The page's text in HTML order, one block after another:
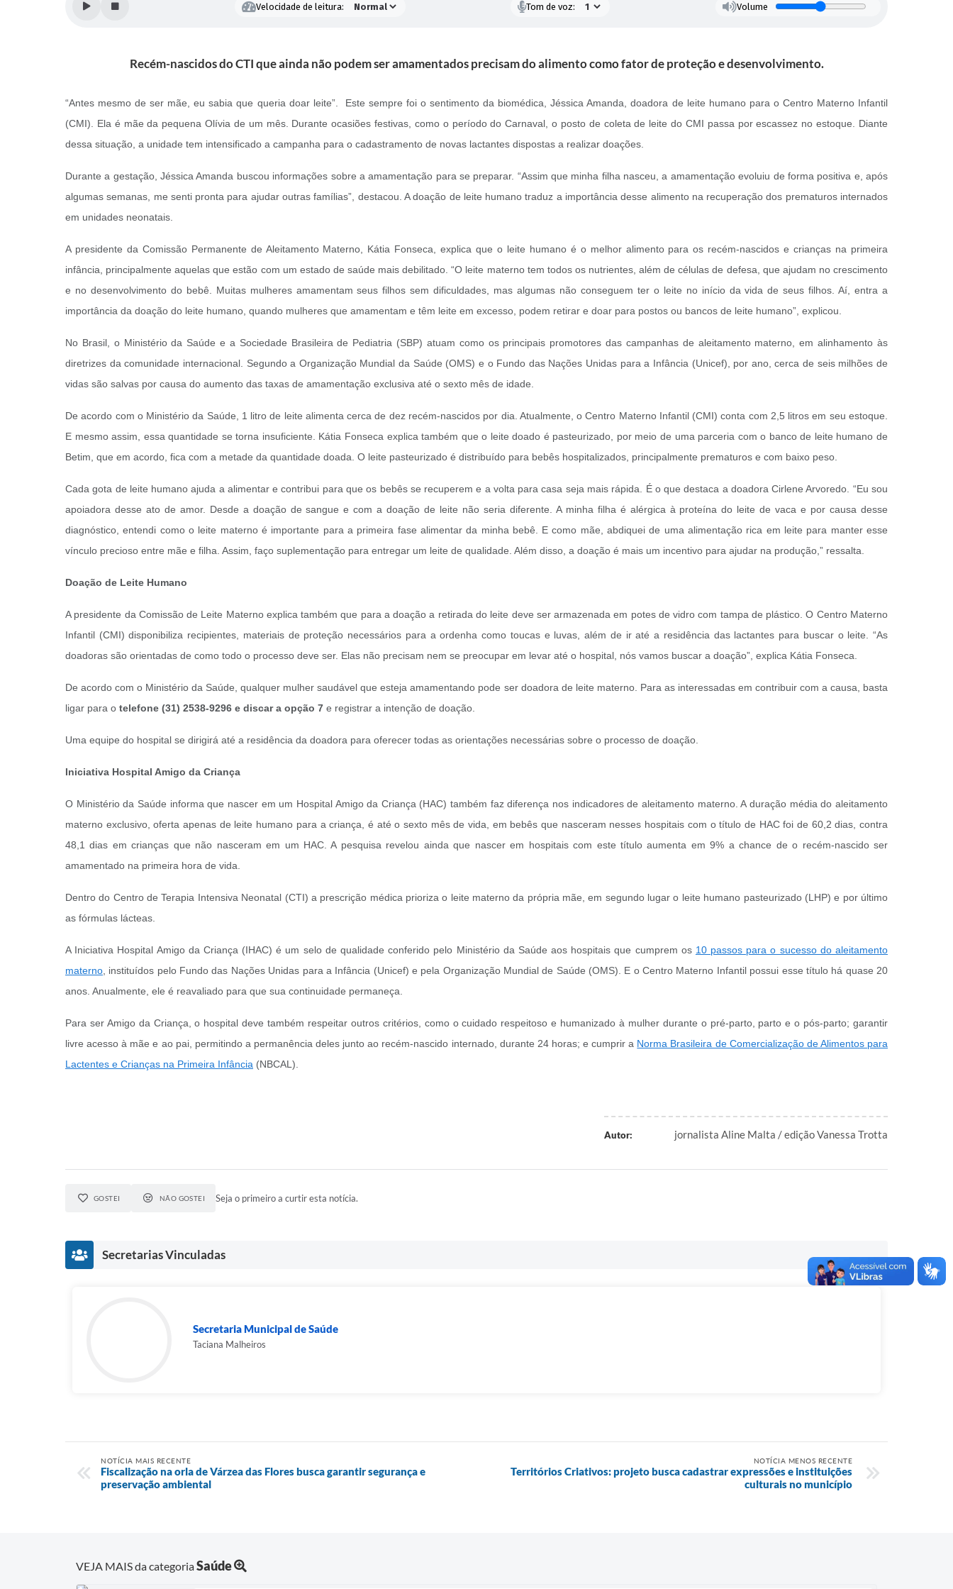
Velocidade de leitura: Tom de voz: Volume
Recém-nascidos do CTI que ainda não podem ser amamentados precisam do alimento como fator de proteção e desenvolvimento.
“Antes mesmo de ser mãe, eu sabia que queria doar leite”. Este sempre foi o sentimento da biomédica, Jéssica Amanda, doadora de leite humano para o Centro Materno Infantil
(CMI). Ela é mãe da pequena Olívia de um mês. Durante ocasiões festivas, como o período do Carnaval, o posto de coleta de leite do CMI passa por escassez no estoque. Diante
dessa situação, a unidade tem intensificado a campanha para o cadastramento de novas lactantes dispostas a realizar doações.
Durante a gestação, Jéssica Amanda buscou informações sobre a amamentação para se preparar. “Assim que minha filha nasceu, a amamentação evoluiu de forma positiva e, após
algumas semanas, me senti pronta para ajudar outras famílias”, destacou. A doação de leite humano traduz a importância desse alimento na recuperação dos prematuros internados
em unidades neonatais.
A presidente da Comissão Permanente de Aleitamento Materno, Kátia Fonseca, explica que o leite humano é o melhor alimento para os recém-nascidos e crianças na primeira
infância, principalmente aquelas que estão com um estado de saúde mais debilitado. “O leite materno tem todos os nutrientes, além de células de defesa, que ajudam no crescimento
e no desenvolvimento do bebê. Muitas mulheres amamentam seus filhos sem dificuldades, mas algumas não conseguem ter o leite no início da vida de seus filhos. Aí, entra a
importância da doação do leite humano, quando mulheres que amamentam e têm leite em excesso, podem retirar e doar para postos ou bancos de leite humano”, explicou.
No Brasil, o Ministério da Saúde e a Sociedade Brasileira de Pediatria (SBP) atuam como os principais promotores das campanhas de aleitamento materno, em alinhamento às
diretrizes da comunidade internacional. Segundo a Organização Mundial da Saúde (OMS) e o Fundo das Nações Unidas para a Infância (Unicef), por ano, cerca de seis milhões de
vidas são salvas por causa do aumento das taxas de amamentação exclusiva até o sexto mês de idade.
De acordo com o Ministério da Saúde, 1 litro de leite alimenta cerca de dez recém-nascidos por dia. Atualmente, o Centro Materno Infantil (CMI) conta com 2,5 litros em seu estoque.
E mesmo assim, essa quantidade se torna insuficiente. Kátia Fonseca explica também que o leite doado é pasteurizado, por meio de uma parceria com o banco de leite humano de
Betim, que em acordo, fica com a metade da quantidade doada. O leite pasteurizado é distribuído para bebês hospitalizados, principalmente prematuros e com baixo peso.
Cada gota de leite humano ajuda a alimentar e contribui para que os bebês se recuperem e a volta para casa seja mais rápida. É o que destaca a doadora Cirlene Arvoredo. “Eu sou
apoiadora desse ato de amor. Desde a doação de sangue e com a doação de leite não seria diferente. A minha filha é alérgica à proteína do leite de vaca e por causa desse
diagnóstico, entendi como o leite materno é importante para a primeira fase alimentar da minha bebê. E como mãe, abdiquei de uma alimentação rica em leite para manter esse
vínculo precioso entre mãe e filha. Assim, faço suplementação para entregar um leite de qualidade. Além disso, a doação é mais um incentivo para ajudar na produção,” ressalta.
Doação de Leite Humano
A presidente da Comissão de Leite Materno explica também que para a doação a retirada do leite deve ser armazenada em potes de vidro com tampa de plástico. O Centro Materno
Infantil (CMI) disponibiliza recipientes, materiais de proteção necessários para a ordenha como toucas e luvas, além de ir até a residência das lactantes para buscar o leite. “As
doadoras são orientadas de como todo o processo deve ser. Elas não precisam nem se preocupar em levar até o hospital, nós vamos buscar a doação”, explica Kátia Fonseca.
De acordo com o Ministério da Saúde, qualquer mulher saudável que esteja amamentando pode ser doadora de leite materno. Para as interessadas em contribuir com a causa, basta
ligar para o telefone (31) 2538-9296 e discar a opção 7 e registrar a intenção de doação.
Uma equipe do hospital se dirigirá até a residência da doadora para oferecer todas as orientações necessárias sobre o processo de doação.
Iniciativa Hospital Amigo da Criança
O Ministério da Saúde informa que nascer em um Hospital Amigo da Criança (HAC) também faz diferença nos indicadores de aleitamento materno. A duração média do aleitamento
materno exclusivo, oferta apenas de leite humano para a criança, é até o sexto mês de vida, em bebês que nasceram nesses hospitais com o título de HAC foi de 60,2 dias, contra
48,1 dias em crianças que não nasceram em um HAC. A pesquisa revelou ainda que nascer em hospitais com este título aumenta em 9% a chance de o recém-nascido ser
amamentado na primeira hora de vida.
Dentro do Centro de Terapia Intensiva Neonatal (CTI) a prescrição médica prioriza o leite materno da própria mãe, em segundo lugar o leite humano pasteurizado (LHP) e por último
as fórmulas lácteas.
A Iniciativa Hospital Amigo da Criança (IHAC) é um selo de qualidade conferido pelo Ministério da Saúde aos hospitais que cumprem os 10 passos para o sucesso do aleitamento
materno , instituídos pelo Fundo das Nações Unidas para a Infância (Unicef) e pela Organização Mundial de Saúde (OMS). E o Centro Materno Infantil possui esse título há quase 20
anos. Anualmente, ele é reavaliado para que sua continuidade permaneça.
Para ser Amigo da Criança, o hospital deve também respeitar outros critérios, como o cuidado respeitoso e humanizado à mulher durante o pré-parto, parto e o pós-parto; garantir
livre acesso à mãe e ao pai, permitindo a permanência deles junto ao recém-nascido internado, durante 24 horas; e cumprir a Norma Brasileira de Comercialização de Alimentos para
Lactentes e Crianças na Primeira Infância (NBCAL).
Autor: jornalista Aline Malta / edição Vanessa Trotta
GOSTEI NÃO GOSTEI Seja o primeiro a curtir esta notícia.
Secretarias Vinculadas
Secretaria Municipal de Saúde
Taciana Malheiros
NOTÍCIA MAIS RECENTE
Fiscalização na orla de Várzea das Flores busca garantir segurança e
preservação ambiental
NOTÍCIA MENOS RECENTE
Territórios Criativos: projeto busca cadastrar expressões e instituições
culturais no município
VEJA MAIS da categoriaSaúde